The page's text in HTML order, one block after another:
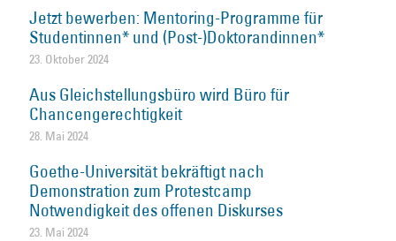
Jetzt bewerben: Mentoring-Programme für
Studentinnen* und (Post-)Doktorandinnen*
23. Oktober 2024
Aus Gleichstellungsbüro wird Büro für
Chancengerechtigkeit
28. Mai 2024
Goethe-Universität bekräftigt nach
Demonstration zum Protestcamp
Notwendigkeit des offenen Diskurses
23. Mai 2024